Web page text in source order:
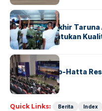
BERITA
Sidang Pantukhir Taruna
Strategis Tentukan
BANDARA BERITA
IALC Soekarno-Hatta
Dunia
Quick Links: Berita Index